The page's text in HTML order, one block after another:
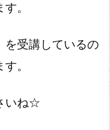
。
を受講しているの
。
いね☆